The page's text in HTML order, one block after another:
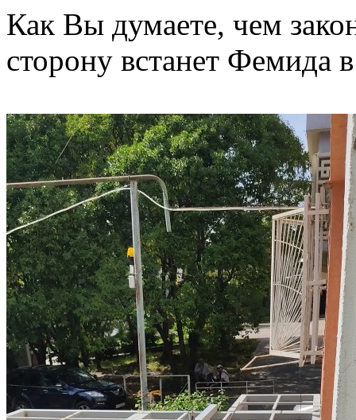
Как Вы думаете, чем
сторону встанет Фемида в